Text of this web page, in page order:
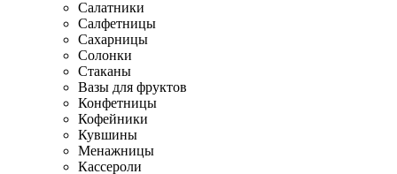
Салатники
Салфетницы
Сахарницы
Солонки
Стаканы
Вазы для фруктов
Конфетницы
Кофейники
Кувшины
Менажницы
Кассероли